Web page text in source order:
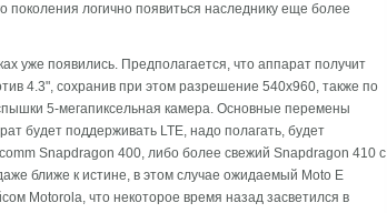
поколения логично появиться наследнику еще более
уже появились. Предполагается, что аппарат получит
4.3", сохранив при этом разрешение 540х960, также по
5-мегапиксельная камера. Основные перемены
будет поддерживать LTE, надо полагать, будет
Snapdragon 400, либо более свежий Snapdragon 410 с
ближе к истине, в этом случае ожидаемый Moto E
Motorola, что некоторое время назад засветился в